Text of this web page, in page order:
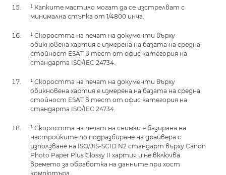
¹ Капките мастило могат да се изстрелват с
минимална стъпка от 1/4800 инча.
¹ Скоростта на печат на документи върху
обикновена хартия е измерена на базата на средна
стойност ESAT в тест от офис категория на
стандарта ISO/IEC 24734.
¹ Скоростта на печат на документи върху
обикновена хартия е измерена на базата на средна
стойност ESAT в тест от офис категория на
стандарта ISO/IEC 24734.
¹ Скоростта на печат на снимки е базирана на
настройките по подразбиране на драйвера с
използване на ISO/JIS-SCID N2 стандарт върху Canon
Photo Paper Plus Glossy II хартия и не включва
времето за обработка на данните при хост
компютъра.